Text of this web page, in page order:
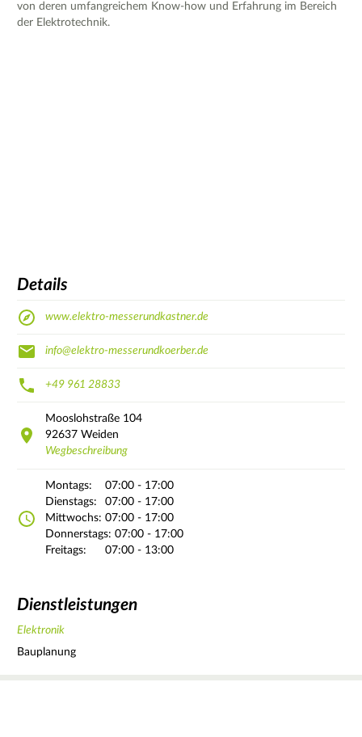
von deren umfangreichem Know-how und Erfahrung im Bereich
der Elektrotechnik.
Details
www.elektro-messerundkastner.de
info@elektro-messerundkoerber.de
+49 961 28833
Mooslohstraße 104
92637 Weiden
Wegbeschreibung
Montags:
07:00 - 17:00
Dienstags:
07:00 - 17:00
Mittwochs: 07:00 - 17:00
Donnerstags: 07:00 - 17:00
Freitags:
07:00 - 13:00
Dienstleistungen
Elektronik
Bauplanung